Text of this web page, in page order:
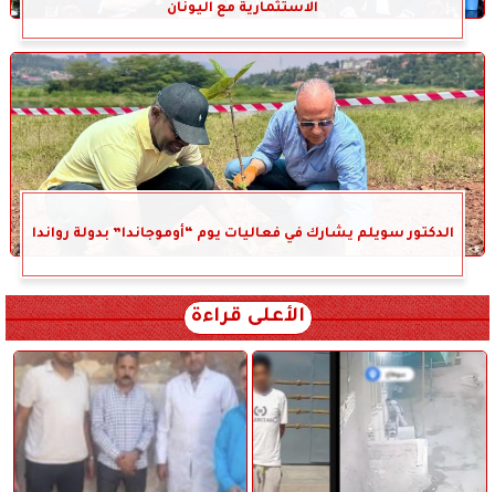
الاستثمارية مع اليونان
الدكتور سويلم يشارك في فعاليات يوم “أوموجاندا” بدولة رواندا
الأعلى قراءة